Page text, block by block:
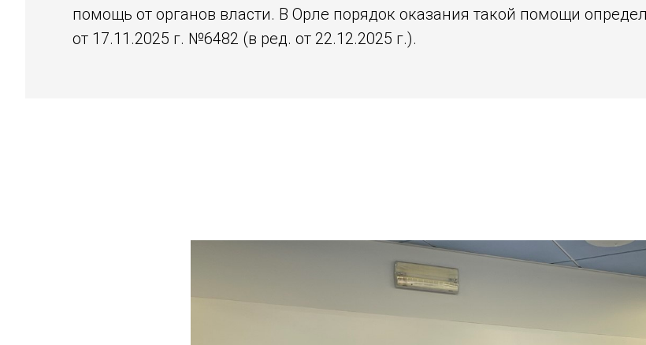
помощь от органов власти. В Орле порядок оказания такой помощи
от 17.11.2025 г. №6482 (в ред. от 22.12.2025 г.).